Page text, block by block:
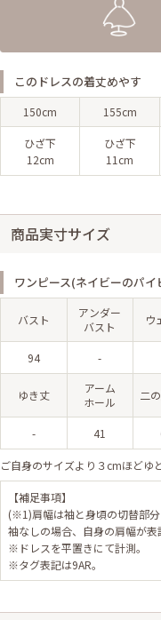
このドレスの着丈めやす
150cm 155cm
ひざ下
12cm
ひざ下
11cm
商品実寸サイズ
ワンピース(ネイビーのパ
バスト
アンダー
バスト
ウ
94 -
ゆき丈
アーム
ホール
二
- 41
ご自身のサイズより３cmほどゆ
【補足事項】
(※1)肩幅は袖と身頃の切替部分
袖なしの場合、自身の肩幅が表
※ドレスを平置きにて計測。
※タグ表記は9AR。